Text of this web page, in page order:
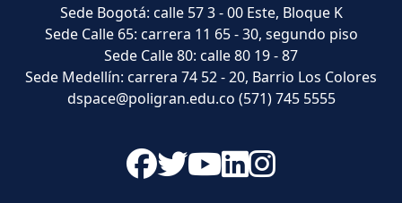
Sede Bogotá: calle 57 3 - 00 Este, Bloque K
Sede Calle 65: carrera 11 65 - 30, segundo piso
Sede Calle 80: calle 80 19 - 87
Sede Medellín: carrera 74 52 - 20, Barrio Los Colores
dspace@poligran.edu.co (571) 745 5555